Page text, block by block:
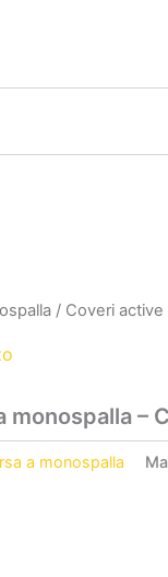
/ Coveri active
monospalla –
a monospalla